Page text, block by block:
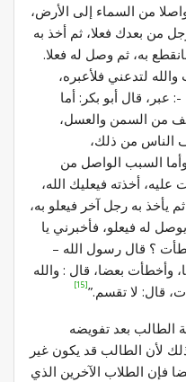
من السماء إلى الأرض،
من بعدك فعلا، ثم أخذ به
به، ثم وصل له فعلا.
لتدعني فلأعبره،
عبر، قال أبو بكر: أما
من السمن والعسل،
الناس من ذلك،
السبب الواصل من
أخذته فيعليك الله،
يأخذ به رجل آخر فيعلو به،
له فيعلو، فأخبرني يا
؟ قال رسول الله –
وأخطأت بعضا، قال : والله
قال: لا تقسم.”[15]
الطالب بعد تفويضه
لأن الطالب قد يكون غير
فإن الطلاب الآخرين الذي